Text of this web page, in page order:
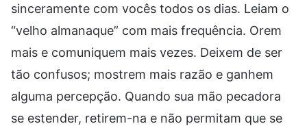
sinceramente com vocês todos os dias. Leiam o
“velho almanaque” com mais frequência. Orem
mais e comuniquem mais vezes. Deixem de ser
tão confusos; mostrem mais razão e ganhem
alguma percepção. Quando sua mão pecadora
se estender, retirem-na e não permitam que se